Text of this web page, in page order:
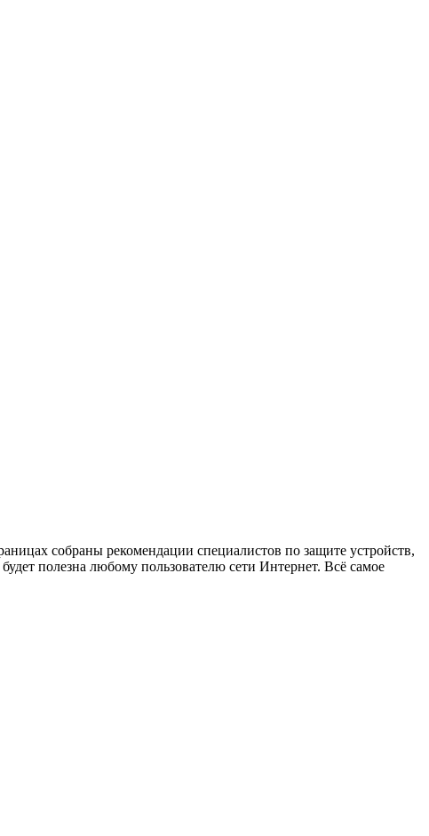
собраны рекомендации специалистов по защите устройств,
полезна любому пользователю сети Интернет. Всё самое